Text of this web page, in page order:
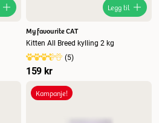
Legg til
My favourite CAT
Kitten All Breed kylling 2 kg
(5)
159 kr
Kampanje!